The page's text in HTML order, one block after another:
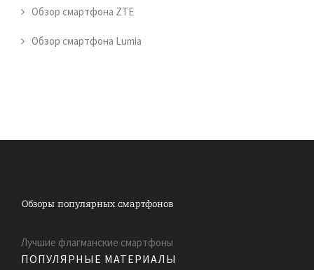
Обзор смартфона ZTE
Обзор смартфона Lumia
Лучшие флагманские смартфоны
ПОПУЛЯРНЫЕ МАТЕРИАЛЫ